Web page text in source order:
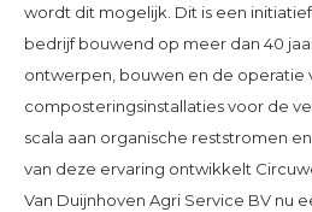
wordt dit mogelijk. Dit is een
bedrijf bouwend op meer dan 40
ontwerpen, bouwen en de operatie
composteringsinstallaties voor de
scala aan organische reststromen
van deze ervaring ontwikkelt
Van Duijnhoven Agri Service BV nu